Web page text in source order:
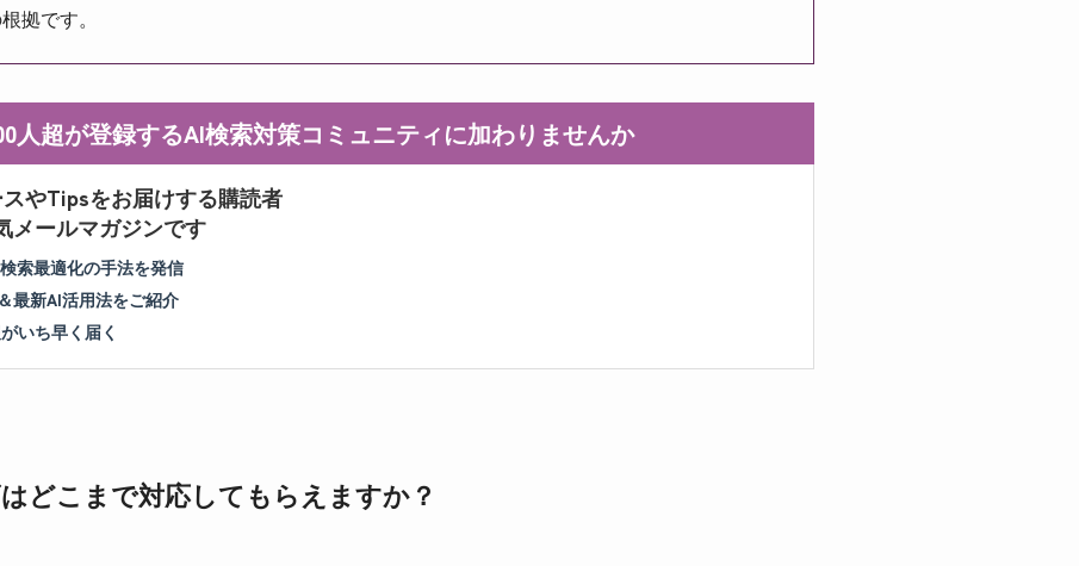
拠です。
人超が登録するAI検索対策コミュニティに加わりませんか
やTipsをお届けする購読者
メールマガジンです
索最適化の手法を発信
最新AI活用法をご紹介
いち早く届く
どこまで対応してもらえますか？